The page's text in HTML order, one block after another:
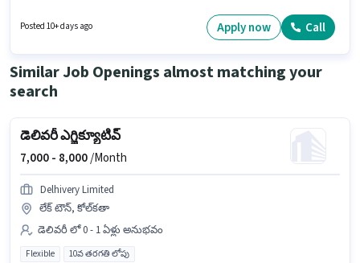
క్రియాశీలకంగా నియామకం జరుగుతోంది. ఈ ఉద్యోగం Full Time ప్రాతిపదికపై, DAY
Posted 10+ days ago Apply now Call
Similar Job Openings almost matching your
search
డెలివరీ ఎగ్జిక్యూటివ్
7,000 - 8,000/Month
Delhivery Limited
లేక్ టౌన్, కోల్‌కతా
డెలివరీ లో 0 - 1 ఏళ్లు అనుభవం
Flexible 10వ తరగతి లోపు